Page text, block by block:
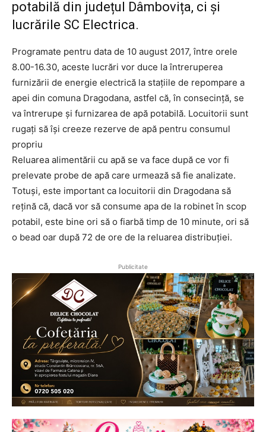
potabilă din județul Dâmbovița, ci și
lucrările SC Electrica.
Programate pentru data de 10 august 2017, între orele
8.00-16.30, aceste lucrări vor duce la întreruperea
furnizării de energie electrică la stațiile de repompare a
apei din comuna Dragodana, astfel că, în consecință, se
va întrerupe și furnizarea de apă potabilă. Locuitorii sunt
rugați să își creeze rezerve de apă pentru consumul
propriu
Reluarea alimentării cu apă se va face după ce vor fi
prelevate probe de apă care urmează să fie analizate.
Totuși, este important ca locuitorii din Dragodana să
rețină că, dacă vor să consume apa de la robinet în scop
potabil, este bine ori să o fiarbă timp de 10 minute, ori să
o bead oar după 72 de ore de la reluarea distribuției.
Publicitate